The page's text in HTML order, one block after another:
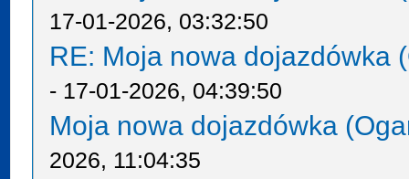
17-01-2026, 03:32:50
RE: Moja nowa dojazdówka
- 17-01-2026, 04:39:50
Moja nowa dojazdówka
2026, 11:04:35